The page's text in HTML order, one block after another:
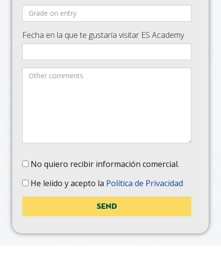
Fecha en la que te gustaría visitar ES Academy
No quiero recibir información comercial.
He leiido y acepto la Política de Privacidad